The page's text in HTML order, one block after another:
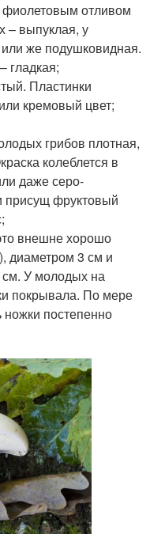
фиолетовым отливом
– выпуклая, у
же подушковидная.
гладкая;
Пластинки
кремовый цвет;
грибов плотная,
колеблется в
даже серо-
присущ фруктовый
внешне хорошо
диаметром 3 см и
У молодых на
покрывала. По мере
ножки постепенно